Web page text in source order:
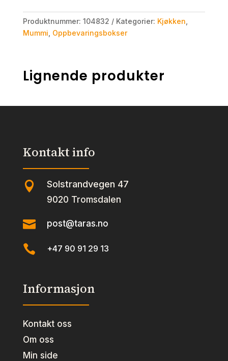
Produktnummer: 104832 Kategorier: Kjøkken
Mummi Oppbevaringsbokser
Lignende produkter
Kontakt info
 Solstrandvegen 47
9020 Tromsdalen
 post@taras.no
 +47 90 91 29 13
Informasjon
Kontakt oss
Om oss
Min side